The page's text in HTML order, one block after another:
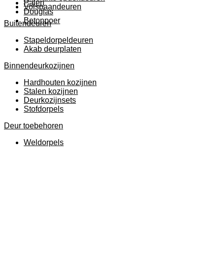
Palen
Douglas
Betonpoer
Volspaandeuren
Buitendeuren
Stapeldorpeldeuren
Akab deurplaten
Binnendeurkozijnen
Hardhouten kozijnen
Stalen kozijnen
Deurkozijnsets
Stofdorpels
Deur toebehoren
Weldorpels